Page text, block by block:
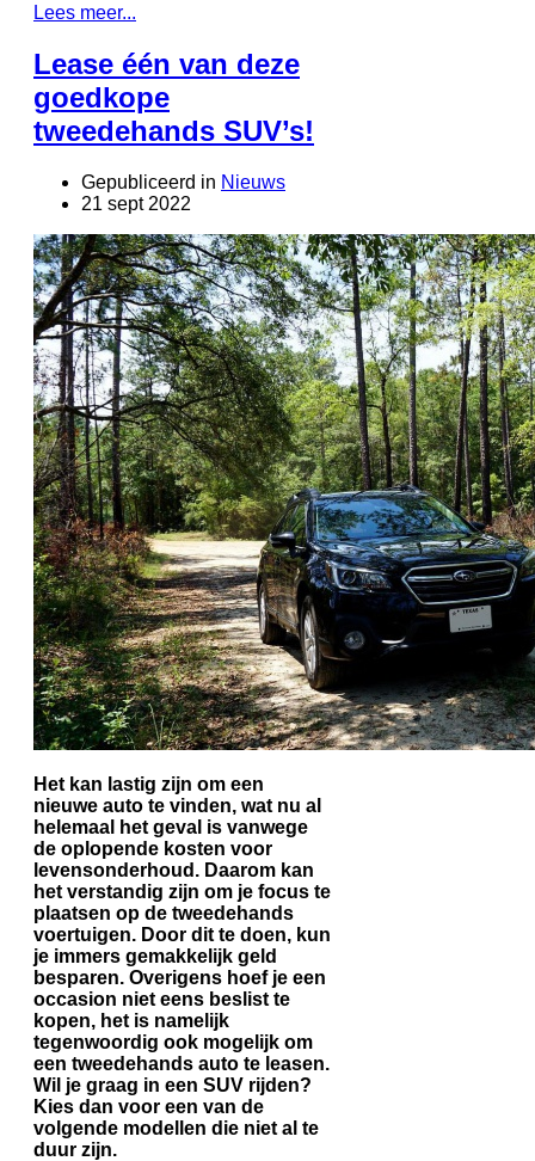
Lees meer...
Lease één van deze
goedkope
tweedehands SUV’s!
Gepubliceerd in Nieuws
21 sept 2022
Het kan lastig zijn om een
nieuwe auto te vinden, wat nu al
helemaal het geval is vanwege
de oplopende kosten voor
levensonderhoud. Daarom kan
het verstandig zijn om je focus te
plaatsen op de tweedehands
voertuigen. Door dit te doen, kun
je immers gemakkelijk geld
besparen. Overigens hoef je een
occasion niet eens beslist te
kopen, het is namelijk
tegenwoordig ook mogelijk om
een tweedehands auto te leasen.
Wil je graag in een SUV rijden?
Kies dan voor een van de
volgende modellen die niet al te
duur zijn.